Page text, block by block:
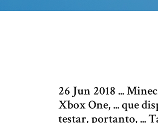
26 Jun 2018 ...
Xbox One, ... que
testar, portanto, ...